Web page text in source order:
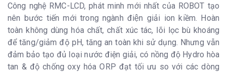
Thiết kế
Treo tường/ Để bàn - Sang trọng - tinh tế
Kích thước
(DxRxC) mm
243 x 320 x 355
Trọng lượng sản
phẩm (không có
nước)
10 kg
Công nghệ RMC-LCD, phát minh mới nhất của ROBOT tạo
nên bước tiến mới trong ngành điện giải ion kiềm. Hoàn
toàn không dùng hóa chất, chất xúc tác, lõi lọc bù khoáng
để tăng/giảm độ pH, tăng an toàn khi sử dụng. Nhưng vẫn
đảm bảo tạo đủ loại nước điện giải, có nồng độ Hydro hòa
tan & độ chống oxy hóa ORP đạt tối ưu so với các dòng